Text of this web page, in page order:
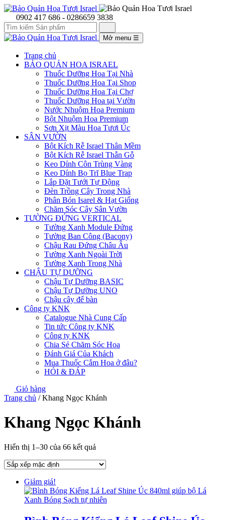
0902 417 686 - 0286659 3838
Mở menu ☰
Trang chủ
BẢO QUẢN HOA ISRAEL
Thuốc Dưỡng Hoa Tại Nhà
Thuốc Dưỡng Hoa Tại Shop
Thuốc Dưỡng Hoa Tại Chợ
Thuốc Dưỡng Hoa tại Vườn
Nước Nhuộm Hoa Premium
Bột Nhuộm Hoa Premium
Sơn Xịt Màu Hoa Tươi Úc
SÂN VƯỜN
Bột Kích Rễ Israel Thân Mềm
Bột Kích Rễ Israel Thẫn Gỗ
Keo Dính Côn Trùng Vàng
Keo Dính Bọ Trĩ Blue Trap
Lắp Đặt Tưới Tự Động
Đèn Trồng Cây Trong Nhà
Phân Bón Isarel & Hạt Giống
Chăm Sóc Cây Sân Vườn
TƯỜNG ĐỨNG VERTICAL
Tường Xanh Module Đứng
Tường Ban Công (Bacony)
Chậu Rau Đứng Châu Âu
Tường Xanh Ngoài Trời
Tường Xanh Trong Nhà
CHẬU TỰ DƯỠNG
Chậu Tự Dưỡng BASIC
Chậu Tự Dưỡng UNO
Chậu cây để bàn
Công ty KNK
Catalogue Nhà Cung Cấp
Tin tức Công ty KNK
Công ty KNK
Chia Sẻ Chăm Sóc Hoa
Đánh Giá Của Khách
Mua Thuốc Cắm Hoa ở đâu?
HỎI & ĐÁP
Giỏ hàng
Trang chủ / Khang Ngọc Khánh
Khang Ngọc Khánh
Hiển thị 1–30 của 66 kết quả
Giảm giá!